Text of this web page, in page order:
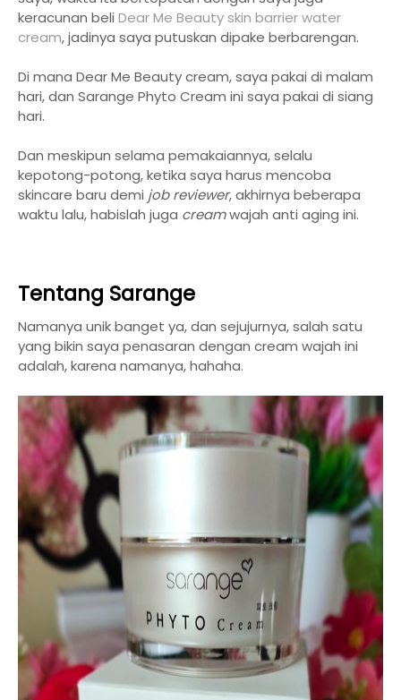
keracunan beli Dear Me Beauty skin barrier water
cream, jadinya saya putuskan dipake berbarengan.
Di mana Dear Me Beauty cream, saya pakai di malam
hari, dan Sarange Phyto Cream ini saya pakai di siang
hari.
Dan meskipun selama pemakaiannya, selalu
kepotong-potong, ketika saya harus mencoba
skincare baru demi job reviewer, akhirnya beberapa
waktu lalu, habislah juga creamwajah anti aging ini.
Tentang Sarange
Namanya unik banget ya, dan sejujurnya, salah satu
yang bikin saya penasaran dengan cream wajah ini
adalah, karena namanya, hahaha.